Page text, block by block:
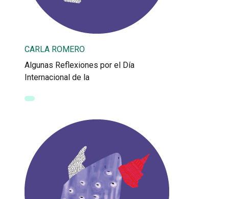
CARLA ROMERO
Algunas Reflexiones por el Día
Internacional de la